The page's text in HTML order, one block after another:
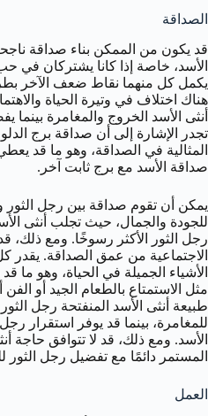
الصداقة
قد يكون من الممكن بناء صداقة
الأسد، خاصة إذا كانا يشتركان في
يكمل كل منهما نقاط ضعف الآخر
هناك اختلاف في وتيرة الحياة
أنثى الأسد الخروج والمغامرة بينما
تجدر الإشارة إلى أن صداقة برج
المثالية في الصداقة، وهو ما قد
صداقة الأسد مع برج ثابت آخر.
يمكن أن تقوم صداقة بين رجل الثور
للجودة والجمال، حيث تجلب أنثى
رجل الثور الأكثر رسوخًا. ومع ذلك،
الاجتماعية من عمق الصداقة. يقدر
الأشياء الجميلة في الحياة، وهو
مثل الاستمتاع بالطعام الجيد أو
طبيعة أنثى الأسد المنفتحة رجل
للمغامرة، بينما قد يوفر استقرار
الأسد. ومع ذلك، قد لا تتوافق حاجة
المستمر دائمًا مع تفضيل رجل الثور
العمل